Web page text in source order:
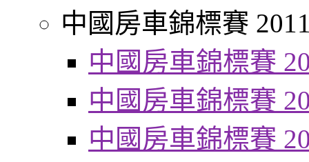
中國房車錦標賽
中國房車錦標賽
中國房車錦標賽
中國房車錦標賽